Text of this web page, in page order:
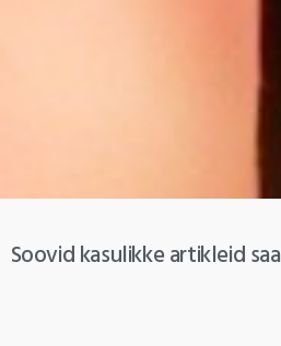
Soovid kasulikke artikleid